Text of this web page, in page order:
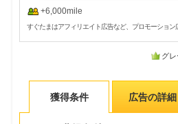
+6,000mile
すぐたまはアフィリエイト広告など、プロモーション
グ
獲得条件 広告の詳細